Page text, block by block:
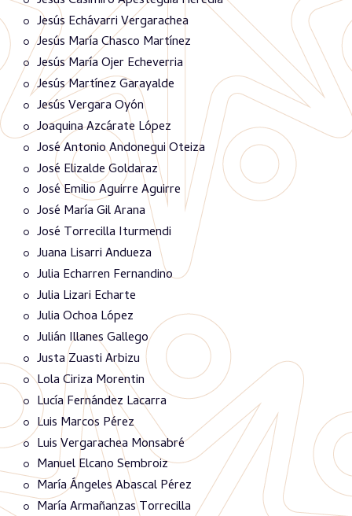
Jesús Echávarri Vergarachea
Jesús María Chasco Martínez
Jesús María Ojer Echeverria
Jesús Martínez Garayalde
Jesús Vergara Oyón
Joaquina Azcárate López
José Antonio Andonegui Oteiza
José Elizalde Goldaraz
José Emilio Aguirre Aguirre
José María Gil Arana
José Torrecilla Iturmendi
Juana Lisarri Andueza
Julia Echarren Fernandino
Julia Lizari Echarte
Julia Ochoa López
Julián Illanes Gallego
Justa Zuasti Arbizu
Lola Ciriza Morentin
Lucía Fernández Lacarra
Luis Marcos Pérez
Luis Vergarachea Monsabré
Manuel Elcano Sembroiz
María Ángeles Abascal Pérez
María Armañanzas Torrecilla